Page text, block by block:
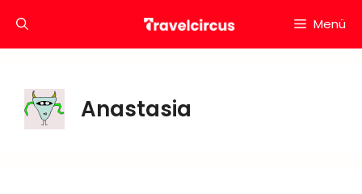
Inhalt
Menü
Anastasia